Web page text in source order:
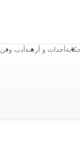
أدب وفنأحداث و أزمنة